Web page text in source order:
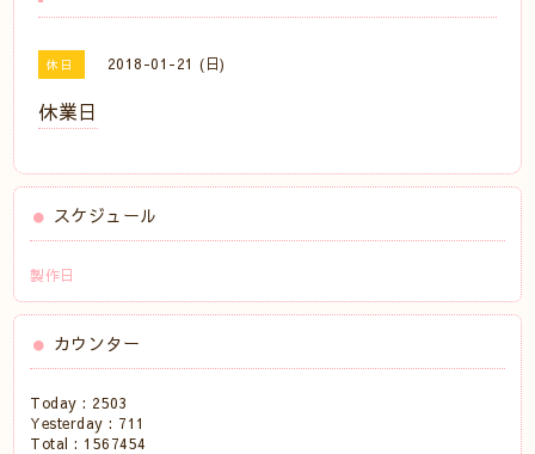
休日 2018-01-21 (日)
休業日
スケジュール
製作日
カウンター
Today : 2503
Yesterday : 711
Total : 1567454